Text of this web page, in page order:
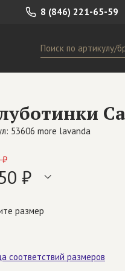
8 (846) 221-65-59
Другое
53606 more lavanda
₽
₽
размер
соответствий размеров